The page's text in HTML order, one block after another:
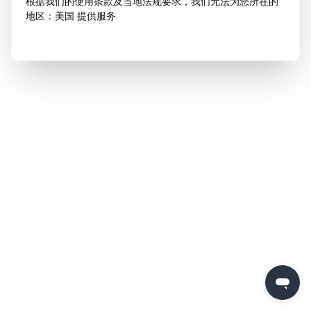
地区：美国 提供服务